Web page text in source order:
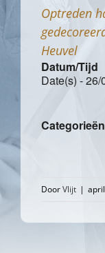
Optreden
Heuvel
Datum/Tijd
Date(s) -
Categorieën
DoorVlijt |